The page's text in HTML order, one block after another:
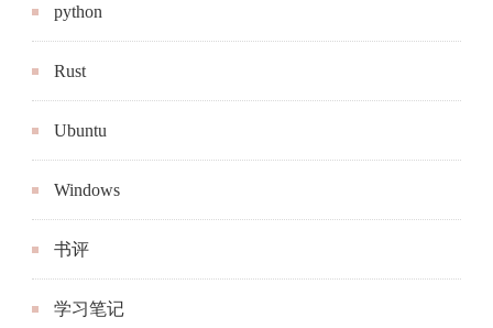
python
Rust
Ubuntu
Windows
书评
学习笔记